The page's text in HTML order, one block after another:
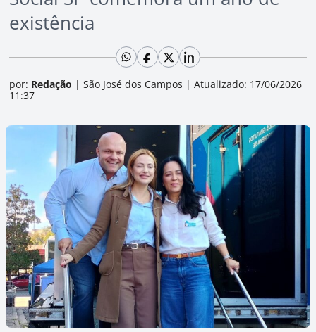
existência
por: Redação | São José dos Campos | Atualizado: 17/06/2026
11:37